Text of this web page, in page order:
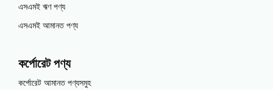
এসএমই ঋণ পণ্য
এসএমই আমানত পণ্য
কর্পোরেট পণ্য
কর্পোরেট আমানত পণ্যসমুহ